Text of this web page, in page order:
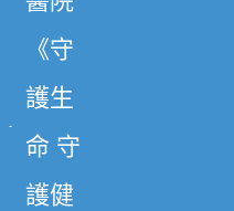
《守
護生
命 守
護健